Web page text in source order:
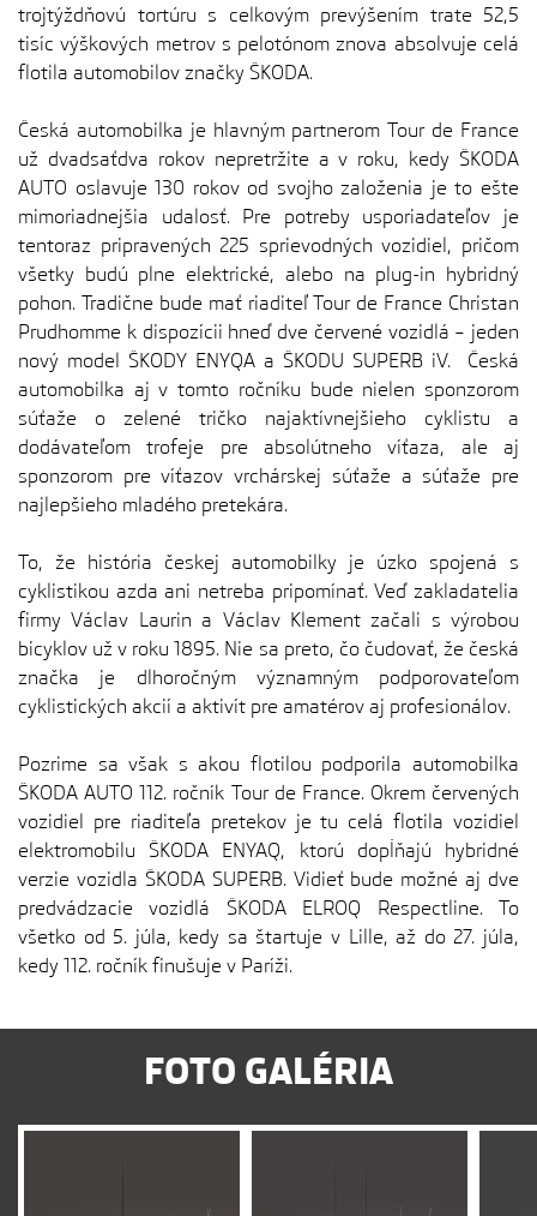
trojtýždňovú tortúru s celkovým prevýšením trate 52,5
tisíc výškových metrov s pelotónom znova absolvuje celá
flotila automobilov značky ŠKODA.
Česká automobilka je hlavným partnerom Tour de France
už dvadsaťdva rokov nepretržite a v roku, kedy ŠKODA
AUTO oslavuje 130 rokov od svojho založenia je to ešte
mimoriadnejšia udalosť. Pre potreby usporiadateľov je
tentoraz pripravených 225 sprievodných vozidiel, pričom
všetky budú plne elektrické, alebo na plug-in hybridný
pohon. Tradične bude mať riaditeľ Tour de France Christan
Prudhomme k dispozícii hneď dve červené vozidlá – jeden
nový model ŠKODY ENYQA a ŠKODU SUPERB iV. Česká
automobilka aj v tomto ročníku bude nielen sponzorom
súťaže o zelené tričko najaktívnejšieho cyklistu a
dodávateľom trofeje pre absolútneho víťaza, ale aj
sponzorom pre víťazov vrchárskej súťaže a súťaže pre
najlepšieho mladého pretekára.
To, že história českej automobilky je úzko spojená s
cyklistikou azda ani netreba pripomínať. Veď zakladatelia
firmy Václav Laurin a Václav Klement začali s výrobou
bicyklov už v roku 1895. Nie sa preto, čo čudovať, že česká
značka je dlhoročným významným podporovateľom
cyklistických akcií a aktivít pre amatérov aj profesionálov.
Pozrime sa však s akou flotilou podporila automobilka
ŠKODA AUTO 112. ročník Tour de France. Okrem červených
vozidiel pre riaditeľa pretekov je tu celá flotila vozidiel
elektromobilu ŠKODA ENYAQ, ktorú dopĺňajú hybridné
verzie vozidla ŠKODA SUPERB. Vidieť bude možné aj dve
predvádzacie vozidlá ŠKODA ELROQ Respectline. To
všetko od 5. júla, kedy sa štartuje v Lille, až do 27. júla,
kedy 112. ročník finušuje v Paríži.
FOTO GALÉRIA